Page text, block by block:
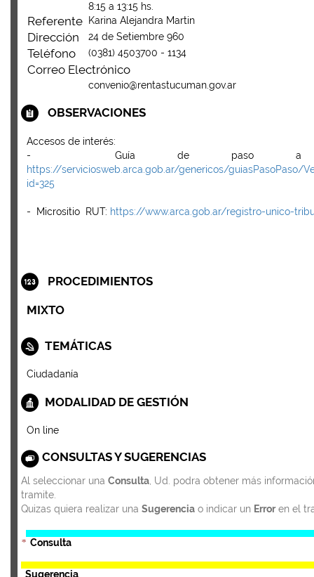
8:15 a 13:15 hs.
Referente Karina Alejandra Martin
Dirección 24 de Setiembre 960
Teléfono (0381) 4503700 - 1134
Correo Electrónico
convenio@rentastucuman.gov.ar
OBSERVACIONES
Accesos de interés:
- Guía de paso a
https://serviciosweb.arca.gob.ar/genericos/guiasPasoPaso/
id=325
- Micrositio RUT: https://www.arca.gob.ar/registro-unico-
PROCEDIMIENTOS
MIXTO
TEMÁTICAS
Ciudadanía
MODALIDAD DE GESTIÓN
On line
CONSULTAS Y SUGERENCIAS
Al seleccionar una Consulta , Ud. podra obtener más
tramite.
Quizas quiera realizar una Sugerencia o indicar un Erroren el
* Consulta
Sugerencia